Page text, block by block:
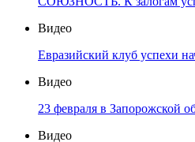
Видео
Евразийский клуб успехи
Видео
23 февраля в Запорожской
Видео